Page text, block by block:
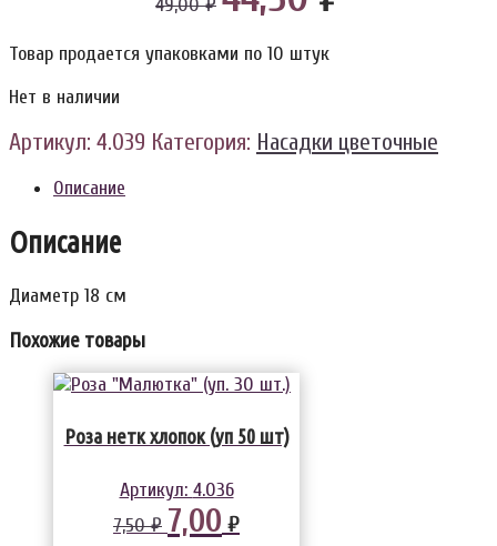
49,00 ₽
Товар продается упаковками по 10 штук
Нет в наличии
Артикул: 4.039 Категория: Насадки цветочные
Описание
Описание
Диаметр 18 см
Похожие товары
Роза нетк хлопок (уп 50 шт)
Артикул: 4.036
7,50 ₽ 7,00 ₽